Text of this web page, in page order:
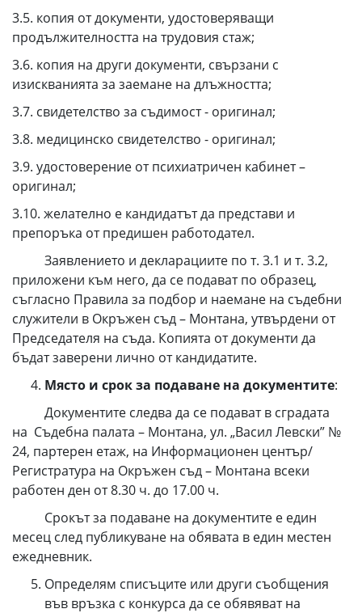
3.5. копия от документи, удостоверяващи
продължителността на трудовия стаж;
3.6. копия на други документи, свързани с
изискванията за заемане на длъжността;
3.7. свидетелство за съдимост - оригинал;
3.8. медицинско свидетелство - оригинал;
3.9. удостоверение от психиатричен кабинет –
оригинал;
3.10. желателно е кандидатът да представи и
препоръка от предишен работодател.
Заявлението и декларациите по т. 3.1 и т. 3.2,
приложени към него, да се подават по образец,
съгласно Правила за подбор и наемане на съдебни
служители в Окръжен съд – Монтана, утвърдени от
Председателя на съда. Копията от документи да
бъдат заверени лично от кандидатите.
Място и срок за подаване на документите:
Документите следва да се подават в сградата
на Съдебна палата – Монтана, ул. „Васил Левски” №
24, партерен етаж, на Информационен център/
Регистратура на Окръжен съд – Монтана всеки
работен ден от 8.30 ч. до 17.00 ч.
Срокът за подаване на документите е eдин
месец след публикуване на обявата в един местен
ежедневник.
Определям списъците или други съобщения
във връзка с конкурса да се обявяват на